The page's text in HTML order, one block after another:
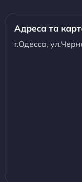
Адреса та
г.Одесса,